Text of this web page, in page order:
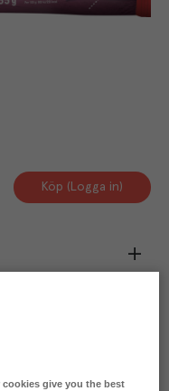
Köp (Logga in)
give you the best